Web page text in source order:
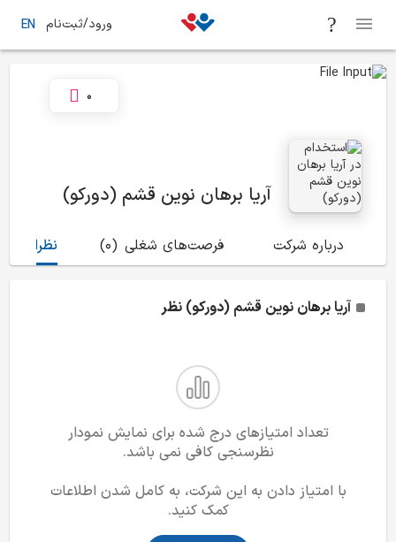
ورود/ثبت‌نام EN
آریا برهان نوین قشم (دورکو)
0
درباره شرکت (0) فرصت‌های شغلی نظرات
آریا برهان نوین قشم (دورکو) نظر
تعداد امتیازهای درج شده برای نمایش نمودار
نظرسنجی کافی نمی باشد.
با امتیاز دادن به این شرکت، به کامل شدن اطلاعات
کمک کنید.